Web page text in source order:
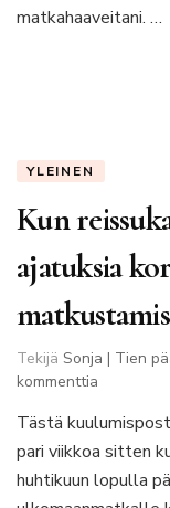
matkahaaveitani. …
YLEINEN
Kun
ajatuksia
Tekijä Sonja | Tien
kommenttia
tyhjeni
–
ajatuksia
Tästä
pari viikkoa sitten
huhtikuun lopulla